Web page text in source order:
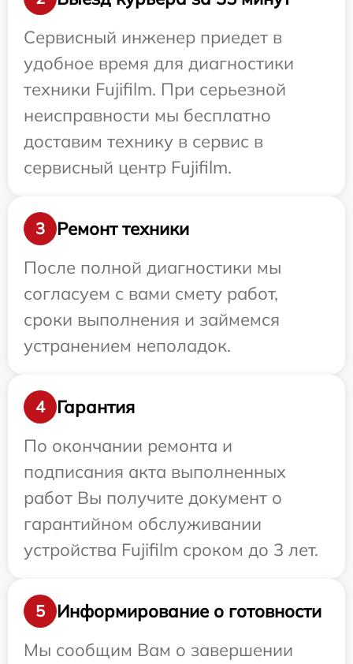
Сервисный инженер приедет в
удобное время для диагностики
техники Fujifilm. При серьезной
неисправности мы бесплатно
доставим технику в сервис в
сервисный центр Fujifilm.
3
Ремонт техники
После полной диагностики мы
согласуем с вами смету работ,
сроки выполнения и займемся
устранением неполадок.
4
Гарантия
По окончании ремонта и
подписания акта выполненных
работ Вы получите документ о
гарантийном обслуживании
устройства Fujifilm сроком до 3 лет.
5
Информирование о готовности
Мы сообщим Вам о завершении